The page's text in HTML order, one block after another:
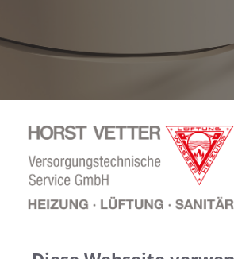
akzentuierten Griffmulden
nordisch schlicht: